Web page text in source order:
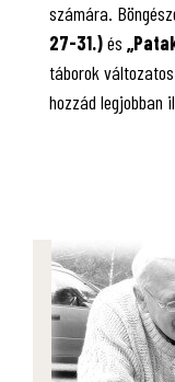
számára.
27-31.)és
táborok
hozzád legjobban